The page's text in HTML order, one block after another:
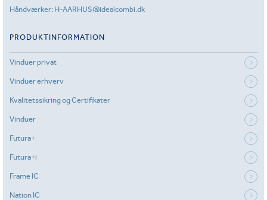
Håndværker: H-AARHUS@idealcombi.dk
PRODUKTINFORMATION
Vinduer privat
Vinduer erhverv
Kvalitetssikring og Certifikater
Vinduer
Futura+
Futura+i
Frame IC
Nation IC